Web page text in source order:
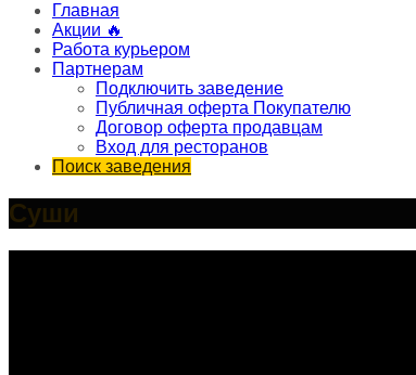
Главная
Акции 🔥
Работа курьером
Партнерам
Подключить заведение
Публичная оферта Покупателю
Договор оферта продавцам
Вход для ресторанов
Поиск заведения
Суши